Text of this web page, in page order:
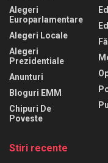
Alegeri
Europarlamentare
Alegeri Locale
Alegeri
Prezidentiale
Anunturi
Bloguri EMM
Chipuri De
Poveste
Stiri recente